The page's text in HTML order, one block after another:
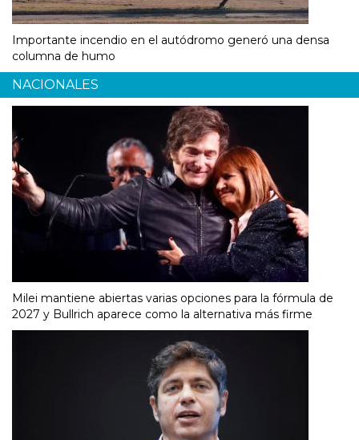
Importante incendio en el autódromo generó una densa
columna de humo
NACIONALES
Milei mantiene abiertas varias opciones para la fórmula de
2027 y Bullrich aparece como la alternativa más firme